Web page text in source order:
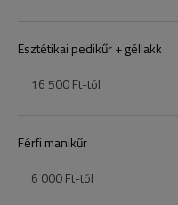
Esztétikai pedikűr + géllakk
16 500 Ft-tól
Férfi manikűr
6 000 Ft-tól